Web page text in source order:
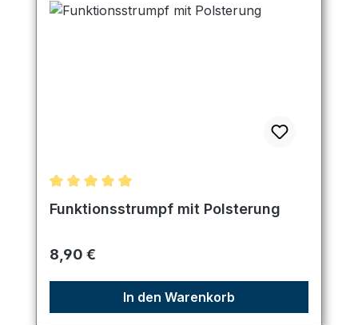
Durchschnittliche Bewertung von 5 von 5 Sternen
Funktionsstrumpf mit Polsterung
Regulärer Preis:
8,90 €
In den Warenkorb